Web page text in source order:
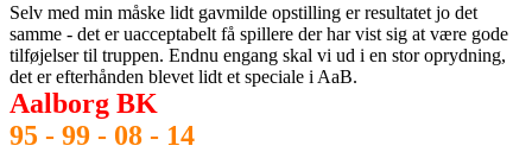
Selv med min måske lidt gavmilde opstilling er resultatet jo det
samme - det er uacceptabelt få spillere der har vist sig at være gode
tilføjelser til truppen. Endnu engang skal vi ud i en stor oprydning,
det er efterhånden blevet lidt et speciale i AaB.
Aalborg BK
95 - 99 - 08 - 14